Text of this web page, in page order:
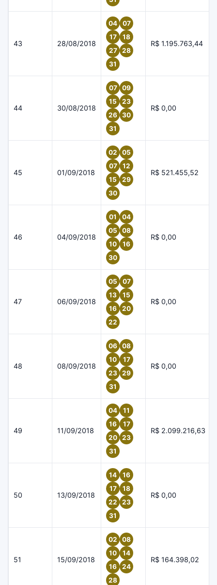
43 28/08/2018
04
07
17
18
27
28
31
R$ 1.195.763,44
44 30/08/2018
07
09
15
23
26
30
31
R$ 0,00
45 01/09/2018
02
05
07
12
15
29
30
R$ 521.455,52
46 04/09/2018
01
04
05
08
10
16
30
R$ 0,00
47 06/09/2018
05
07
13
15
16
20
22
R$ 0,00
48 08/09/2018
06
08
10
17
23
29
31
R$ 0,00
49 11/09/2018
04
11
16
17
20
23
31
R$ 2.099.216,63
50 13/09/2018
14
16
17
18
22
23
31
R$ 0,00
51 15/09/2018
02
08
10
14
16
24
28
R$ 164.398,02